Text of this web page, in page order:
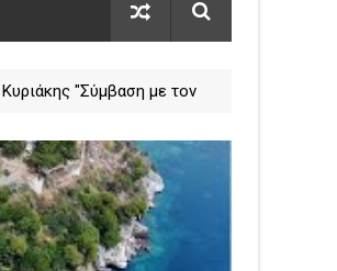
Κυριάκης "Σύμβαση με τον
χρηματοδότηση της
λειτουργίας του"